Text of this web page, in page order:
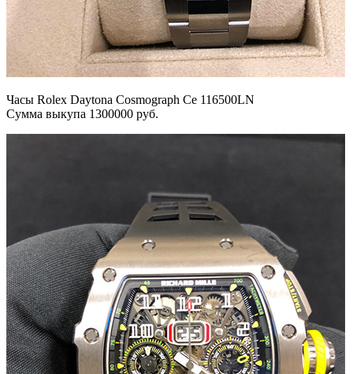
Часы Rolex Daytona Cosmograph Ce 116500LN
Сумма выкупа 1300000 руб.